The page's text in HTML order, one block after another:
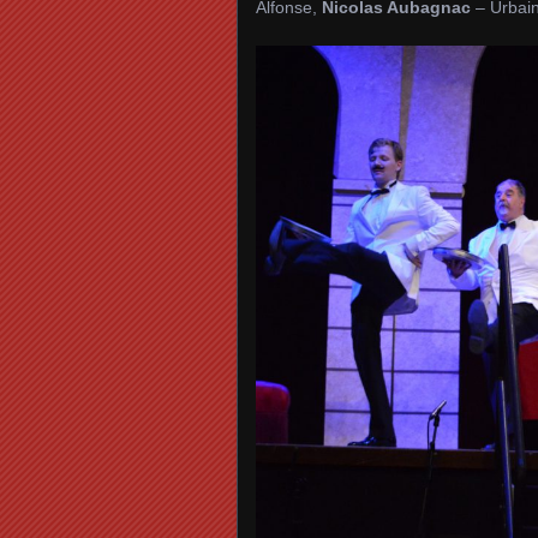
Alfonse, Nicolas Aubagnac –